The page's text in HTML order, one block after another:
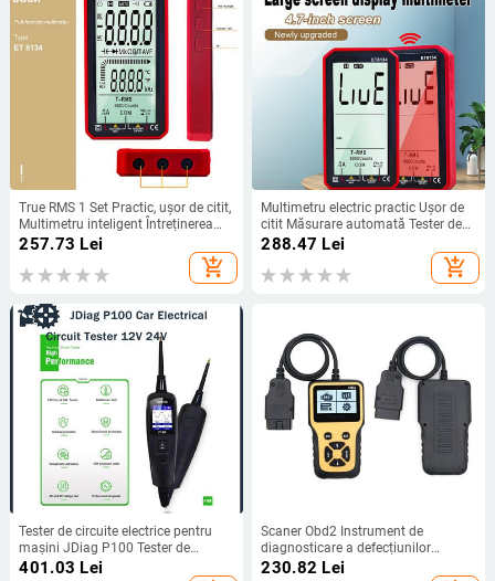
True RMS 1 Set Practic, ușor de citit,
Multimetru inteligent Întreținerea
circuitului de oprire automată
257.73 Lei
add_shopping_cart
Multimetru electric practic Ușor de
citit Măsurare automată Tester de
rezistență RMS adevărat Măsoară
288.47 Lei
add_shopping_cart
Tester de circuite electrice pentru
mașini JDiag P100 Tester de
circuite auto 12V 24V Lanternă
401.03 Lei
Scaner Obd2 Instrument de
diagnosticare a defecțiunilor
mașinii Detector de defecțiuni a
230.82 Lei